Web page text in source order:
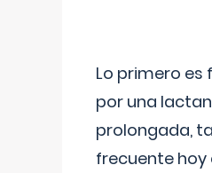
Lo primero
por una
prolongada,
frecuente hoy